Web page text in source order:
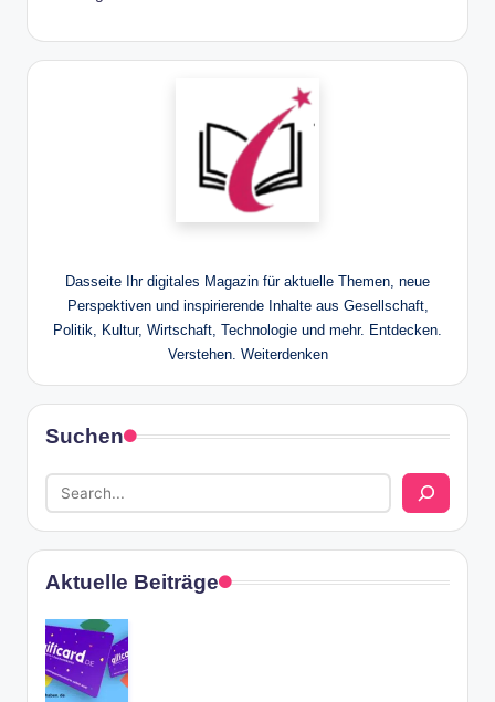
Dasseite Ihr digitales Magazin für aktuelle Themen, neue
Perspektiven und inspirierende Inhalte aus Gesellschaft,
Politik, Kultur, Wirtschaft, Technologie und mehr. Entdecken.
Verstehen. Weiterdenken
Suchen
Aktuelle Beiträge